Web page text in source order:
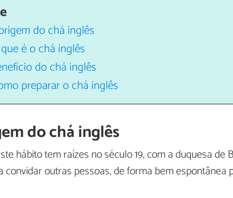
do chá inglês
é o chá inglês
do chá inglês
preparar o chá inglês
do chá inglês
hábito tem raízes no século 19, com a duquesa de
convidar outras pessoas, de forma bem